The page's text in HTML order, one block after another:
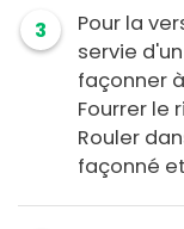
3
Pour la
servie
façonner
Fourrer le
Rouler
façonné